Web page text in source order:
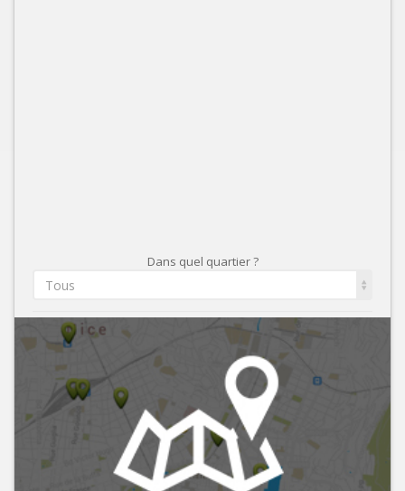
Dans quel quartier ?
Tous